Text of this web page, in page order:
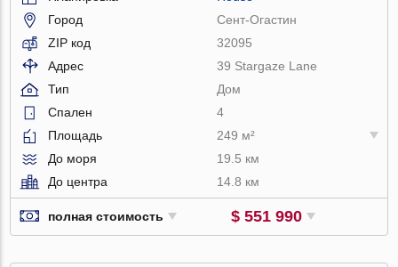
Город
Сент-Огастин
ZIP код
32095
Адрес
39 Stargaze Lane
Тип
Дом
Спален
4
Площадь
249 м²
До моря
19.5 км
До центра
14.8 км
полная стоимость $ 551 990